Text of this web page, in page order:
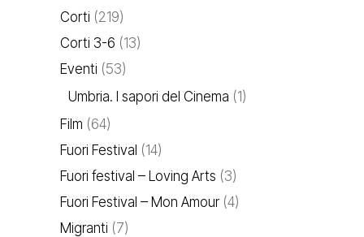
Corti (219)
Corti 3-6 (13)
Eventi (53)
Umbria. I sapori del Cinema (1)
Film (64)
Fuori Festival (14)
Fuori festival – Loving Arts (3)
Fuori Festival – Mon Amour(4)
Migranti (7)